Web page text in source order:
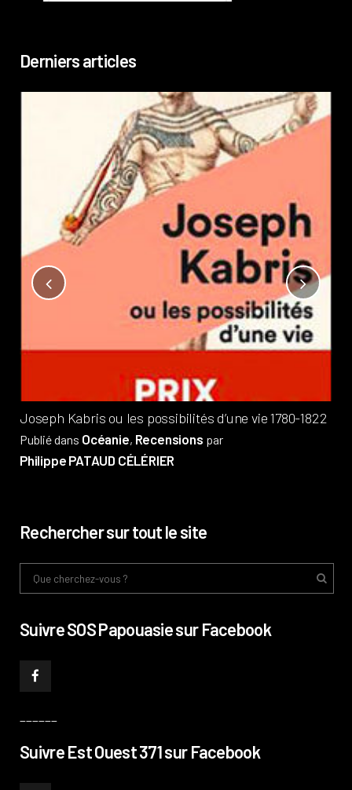
Derniers articles
Joseph Kabris ou les possibilités d’une vie 1780-1822
Publié dans Océanie, Recensions par
Philippe PATAUD CÉLÉRIER
Rechercher sur tout le site
Suivre SOS Papouasie sur Facebook
Suivre Est Ouest 371 sur Facebook